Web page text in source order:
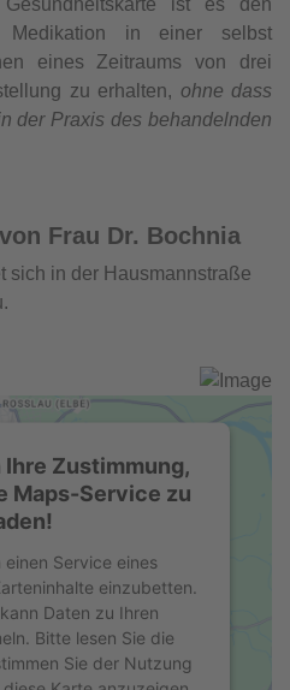
Medikation in einer selbst
eines Zeitraums von drei
zu erhalten, ohne dass
der Praxis des behandelnden
Frau Dr. Bochnia
sich in der Hausmannstraße
Zustimmung,
Maps-Service zu
Service eines
einzubetten.
Daten zu Ihren
Bitte lesen Sie die
Sie der Nutzung